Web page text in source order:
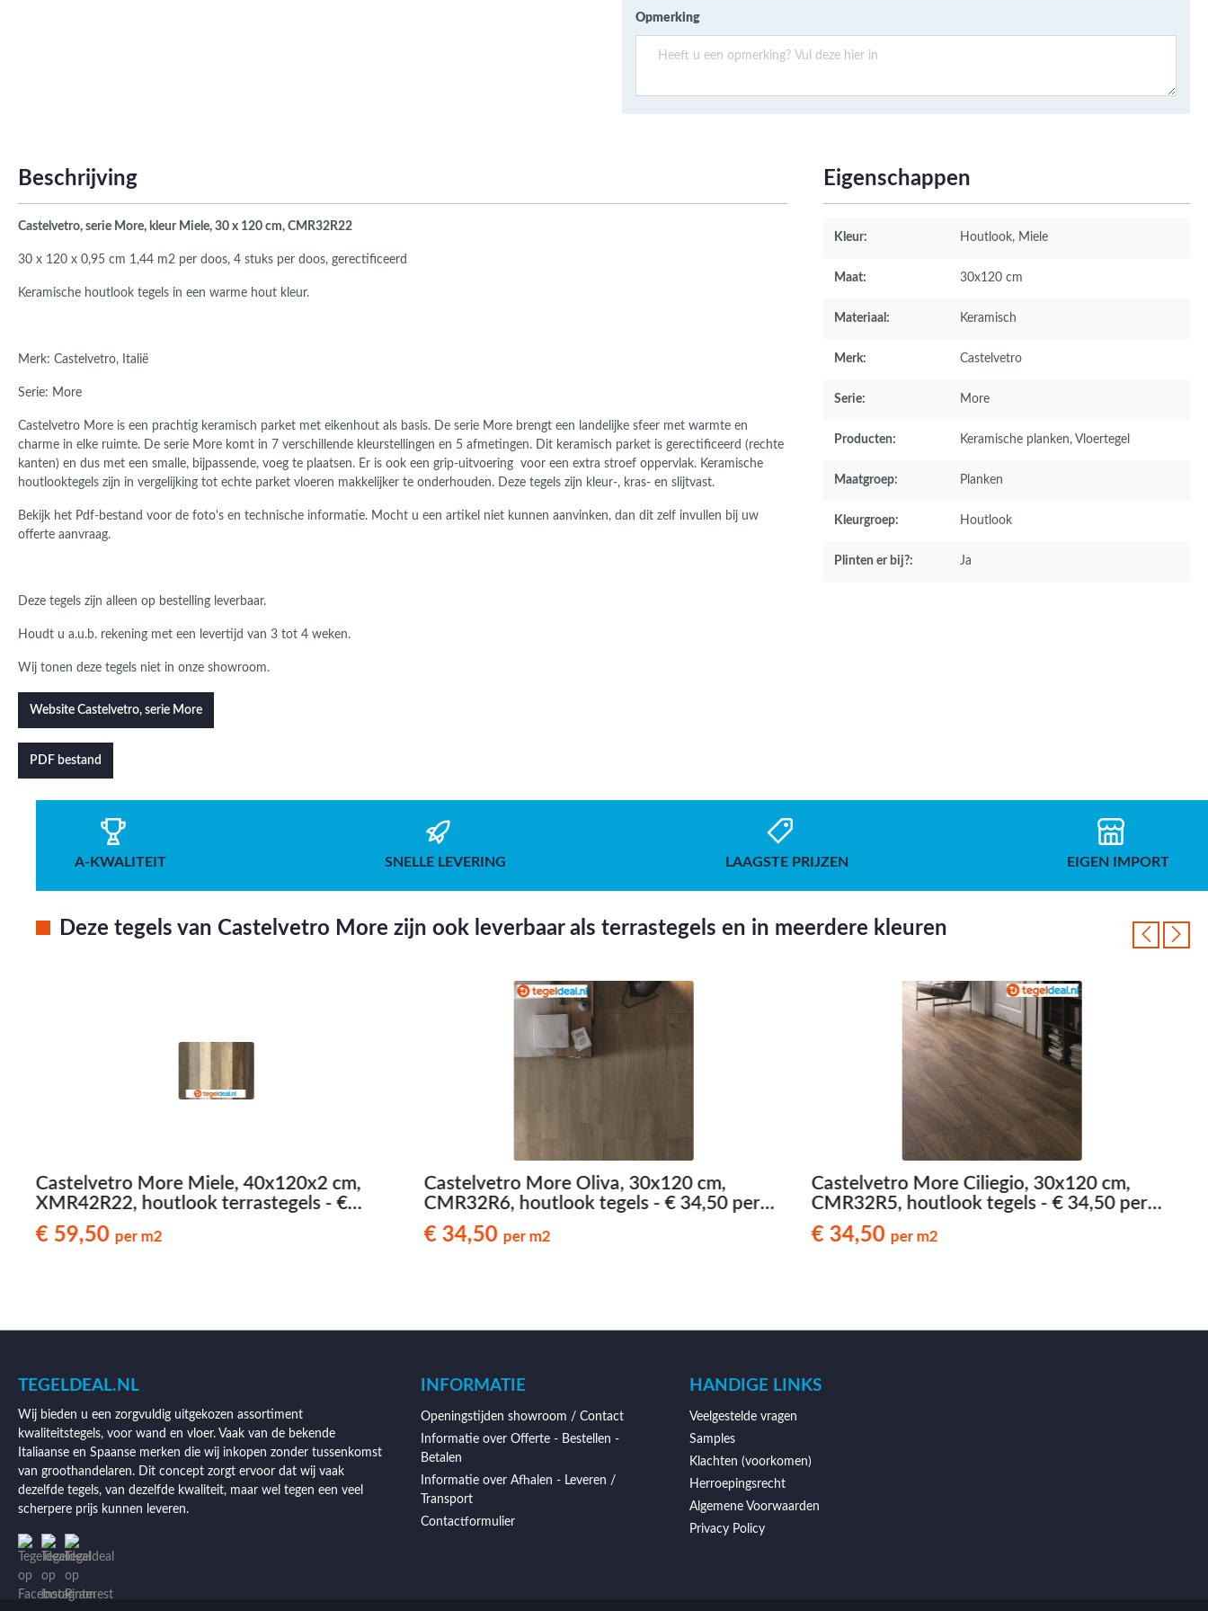
Opmerking
Beschrijving
Castelvetro, serie More, kleur Miele, 30 x 120 cm, CMR32R22
30 x 120 x 0,95 cm 1,44 m2 per doos, 4 stuks per doos, gerectificeerd
Keramische houtlook tegels in een warme hout kleur.
Merk: Castelvetro, Italië
Serie: More
Castelvetro More is een prachtig keramisch parket met eikenhout als basis. De serie More brengt een landelijke sfeer met warmte en
charme in elke ruimte. De serie More komt in 7 verschillende kleurstellingen en 5 afmetingen. Dit keramisch parket is gerectificeerd (rechte
kanten) en dus met een smalle, bijpassende, voeg te plaatsen. Er is ook een grip-uitvoering voor een extra stroef oppervlak. Keramische
houtlooktegels zijn in vergelijking tot echte parket vloeren makkelijker te onderhouden. Deze tegels zijn kleur-, kras- en slijtvast.
Bekijk het Pdf-bestand voor de foto's en technische informatie. Mocht u een artikel niet kunnen aanvinken, dan dit zelf invullen bij uw
offerte aanvraag.
Deze tegels zijn alleen op bestelling leverbaar.
Houdt u a.u.b. rekening met een levertijd van 3 tot 4 weken.
Wij tonen deze tegels niet in onze showroom.
Website Castelvetro, serie More
PDF bestand
Eigenschappen
Kleur: Houtlook, Miele
Maat: 30x120 cm
Materiaal: Keramisch
Merk: Castelvetro
Serie: More
Producten: Keramische planken, Vloertegel
Maatgroep: Planken
Kleurgroep: Houtlook
Plinten er bij?: Ja
A-KWALITEIT SNELLE LEVERING LAAGSTE PRIJZEN EIGEN IMPORT
Deze tegels van Castelvetro More zijn ook leverbaar als terrastegels en in meerdere kleuren
Castelvetro More Miele, 40x120x2 cm,
XMR42R22, houtlook terrastegels - €
59,50 per m2
€ 59,50 per m2
Castelvetro More Oliva, 30x120 cm,
CMR32R6, houtlook tegels - € 34,50 per
m2
€ 34,50 per m2
Castelvetro More Ciliegio, 30x120 cm,
CMR32R5, houtlook tegels - € 34,50 per
m2
€ 34,50 per m2
TEGELDEAL.NL
Wij bieden u een zorgvuldig uitgekozen assortiment
kwaliteitstegels, voor wand en vloer. Vaak van de bekende
Italiaanse en Spaanse merken die wij inkopen zonder tussenkomst
van groothandelaren. Dit concept zorgt ervoor dat wij vaak
dezelfde tegels, van dezelfde kwaliteit, maar wel tegen een veel
scherpere prijs kunnen leveren.
INFORMATIE
Openingstijden showroom / Contact
Informatie over Offerte - Bestellen -
Betalen
Informatie over Afhalen - Leveren /
Transport
Contactformulier
HANDIGE LINKS
Veelgestelde vragen
Samples
Klachten (voorkomen)
Herroepingsrecht
Algemene Voorwaarden
Privacy Policy